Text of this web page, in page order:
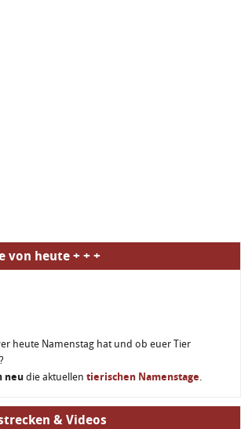
von heute + + +
heute Namenstag hat und ob euer Tier
neu die aktuellen tierischen Namenstage.
& Videos